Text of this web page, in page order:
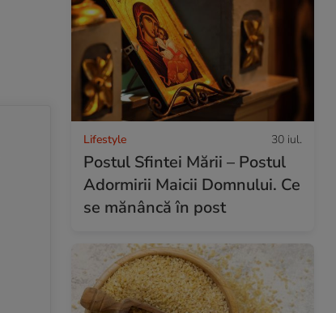
Lifestyle 30 iul.
Postul Sfintei Mării – Postul
Adormirii Maicii Domnului. Ce
se mănâncă în post